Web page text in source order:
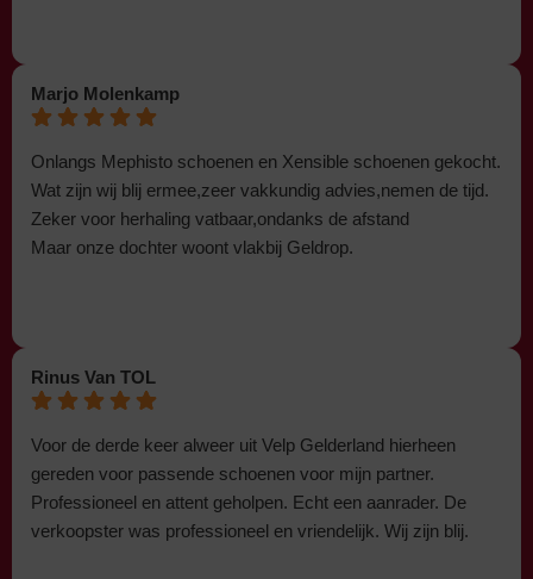
Marjo Molenkamp
Onlangs Mephisto schoenen en Xensible schoenen gekocht.
Wat zijn wij blij ermee,zeer vakkundig advies,nemen de tijd.
Zeker voor herhaling vatbaar,ondanks de afstand
Maar onze dochter woont vlakbij Geldrop.
Rinus Van TOL
Voor de derde keer alweer uit Velp Gelderland hierheen
gereden voor passende schoenen voor mijn partner.
Professioneel en attent geholpen. Echt een aanrader. De
verkoopster was professioneel en vriendelijk. Wij zijn blij.